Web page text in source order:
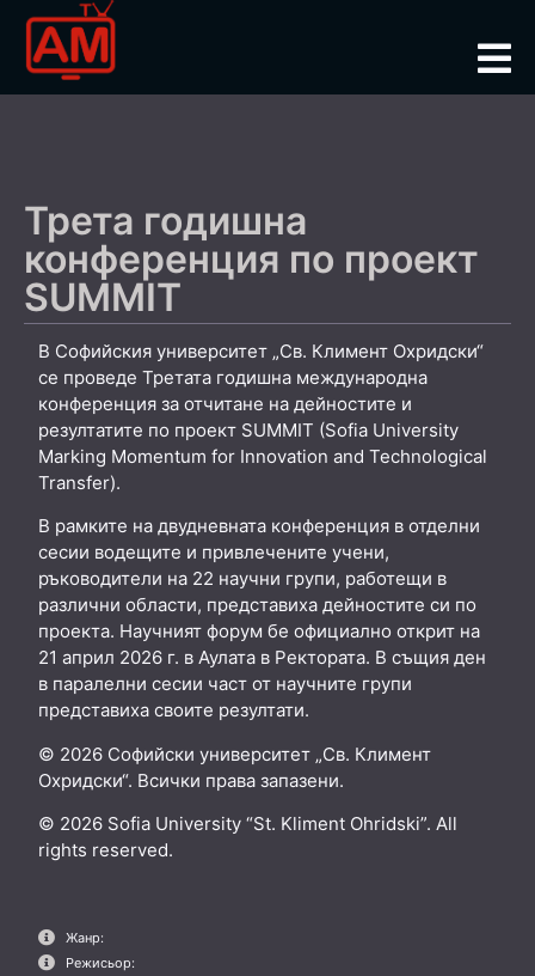
Трета годишна
конференция по проект
SUMMIT
В Софийския университет „Св. Климент Охридски“
се проведе Третата годишна международна
конференция за отчитане на дейностите и
резултатите по проект SUMMIT (Sofia University
Marking Momentum for Innovation and Technological
Transfer).
В рамките на двудневната конференция в отделни
сесии водещите и привлечените учени,
ръководители на 22 научни групи, работещи в
различни области, представиха дейностите си по
проекта. Научният форум бе официално открит на
21 април 2026 г. в Аулата в Ректората. В същия ден
в паралелни сесии част от научните групи
представиха своите резултати.
© 2026 Софийски университет „Св. Климент
Охридски“. Всички права запазени.
© 2026 Sofia University “St. Kliment Ohridski”. All
rights reserved.
Жанр:
Режисьор: